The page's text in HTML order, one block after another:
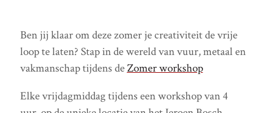
Ben jij klaar om deze zomer je creativiteit de vrije
loop te laten? Stap in de wereld van vuur, metaal en
vakmanschap tijdens deZomer workshop
Elke vrijdagmiddag tijdens een workshop van 4